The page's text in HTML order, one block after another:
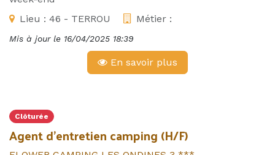
Lieu : 46 - TERROU Métier :
Mis à jour le 16/04/2025 18:39
En savoir plus
Clôturée
Agent d'entretien camping (H/F)